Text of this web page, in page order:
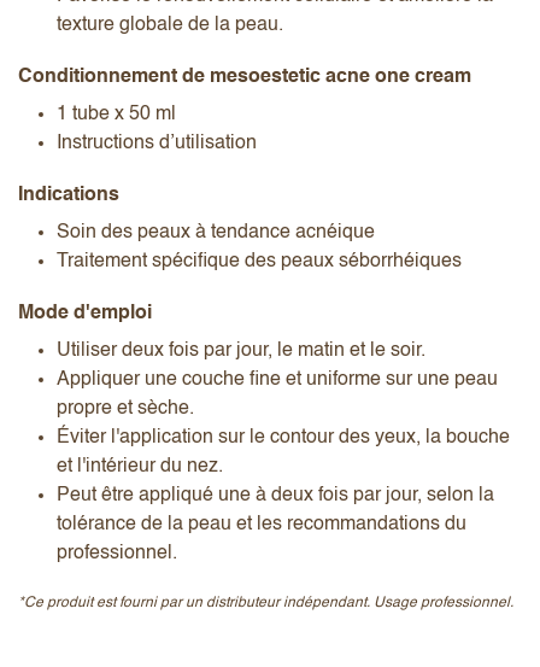
texture globale de la peau.
Conditionnement de mesoestetic acne one cream
1 tube x 50 ml
Instructions d’utilisation
Indications
Soin des peaux à tendance acnéique
Traitement spécifique des peaux séborrhéiques
Mode d'emploi
Utiliser deux fois par jour, le matin et le soir.
Appliquer une couche fine et uniforme sur une peau
propre et sèche.
Éviter l'application sur le contour des yeux, la bouche
et l'intérieur du nez.
Peut être appliqué une à deux fois par jour, selon la
tolérance de la peau et les recommandations du
professionnel.
*Ce produit est fourni par un distributeur indépendant. Usage professionnel.